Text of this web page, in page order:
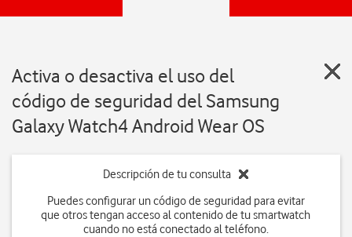
Activa o desactiva el uso del
código de seguridad del Samsung
Galaxy Watch4 Android Wear OS
Descripción de tu consulta
Puedes configurar un código de seguridad para evitar
que otros tengan acceso al contenido de tu smartwatch
cuando no está conectado al teléfono.